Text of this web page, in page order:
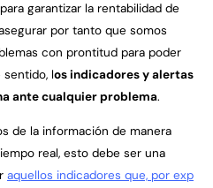
garantizar la rentabilidad de
por tanto que somos
con prontitud para poder
los indicadores y alertas
ante cualquier problema.
de la información de manera
real, esto debe ser una
aquellos indicadores que, por exp